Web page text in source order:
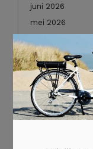
juni 2026
mei 2026
januari 2026
december 2025
november 2025
oktober 2025
augustus 2025